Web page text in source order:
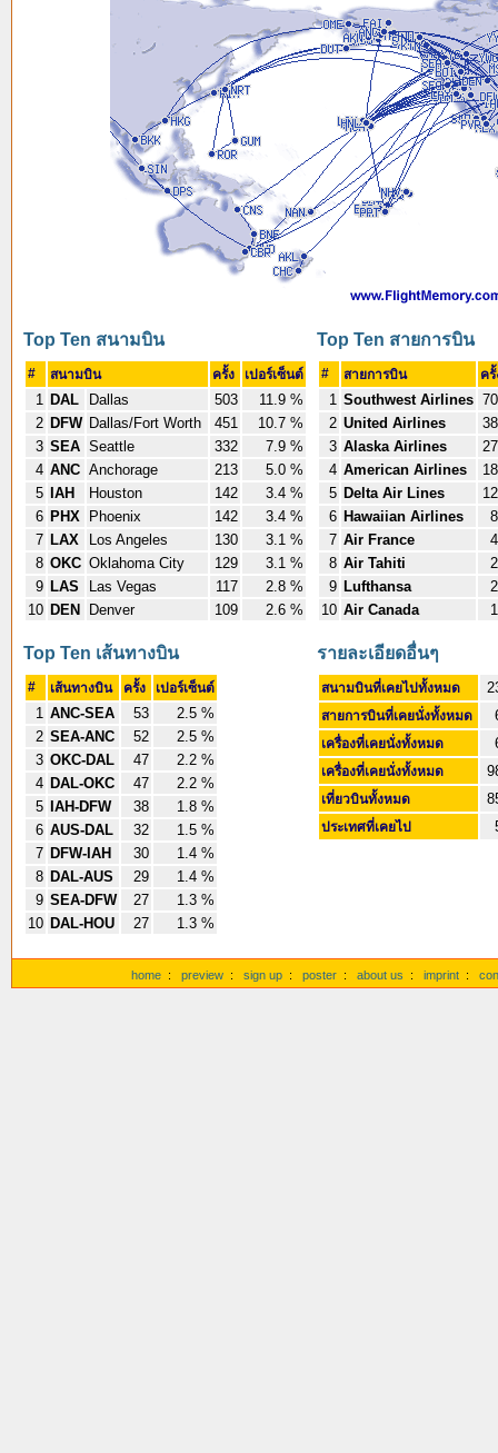
Top Ten สนามบิน
# สนามบิน ครั้ง เปอร์เซ็นต์
1 DAL Dallas 503
11.9 %
2 DFW Dallas/Fort Worth 451
10.7 %
3 SEA Seattle 332
7.9 %
4 ANC Anchorage 213
5.0 %
5
IAH Houston 142
3.4 %
6 PHX Phoenix 142
3.4 %
7 LAX Los Angeles 130
3.1 %
8 OKC Oklahoma City 129
3.1 %
9 LAS Las Vegas 117
2.8 %
10 DEN Denver 109 2.6 %
Top Ten สายการบิน
# สายการบิน ค
1 Southwest Airlines
2 United Airlines
3 Alaska Airlines
4 American Airlines
5 Delta Air Lines
6 Hawaiian Airlines
7 Air France
8 Air Tahiti
9 Lufthansa
10 Air Canada
Top Ten เส้นทางบิน
# เส้นทางบิน ครั้ง เปอร์เซ็นต์
1 ANC-SEA 53
2.5 %
2 SEA-ANC 52
2.5 %
3 OKC-DAL 47
2.2 %
4 DAL-OKC 47
2.2 %
5
IAH-DFW 38
1.8 %
6 AUS-DAL 32
1.5 %
7 DFW-IAH 30
1.4 %
8 DAL-AUS 29
1.4 %
9 SEA-DFW 27
1.3 %
10 DAL-HOU 27 1.3 %
รายละเอียดอื่นๆ
สนามบินที่เคยไปทั้งหมด
สายการบินที่เคยนั่งทั้งหมด
เครื่องที่เคยนั่งทั้งหมด
เครื่องที่เคยนั่งทั้งหมด
เที่ยวบินทั้งหมด
ประเทศที่เคยไป
home : preview : sign up : poster : about us : imprint :